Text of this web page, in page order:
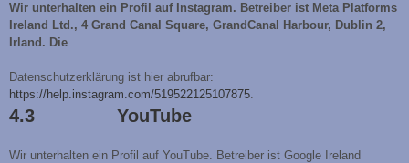
Wir unterhalten ein Profil auf Instagram. Betreiber ist Meta Platforms
Ireland Ltd., 4 Grand Canal Square, GrandCanal Harbour, Dublin 2,
Irland. Die
Datenschutzerklärung ist hier abrufbar:
https://help.instagram.com/519522125107875.
4.3 YouTube
Wir unterhalten ein Profil auf YouTube. Betreiber ist Google Ireland